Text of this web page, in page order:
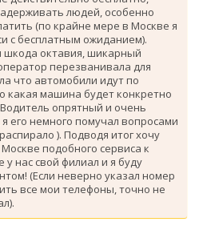
людей, особенно
(по крайне мере в Москве я
с бесплатным ожиданием).
шкода октавия, шикарный
перезванивала для
что автомобили идут по
какая машина будет конкретно
опрятный и очень
его немного помучал вопросами
). Подводя итог хочу
подобного сервиса к
нас свой филиал и я буду
(Если неверно указал номер
все мои телефоны, точно не